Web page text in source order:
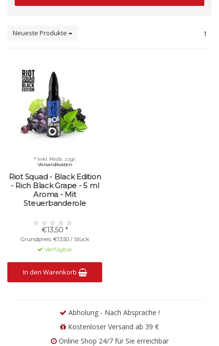
Neueste Produkte 1
Riot Squad - Black Edition
- Rich Black Grape - 5 ml
Aroma - Mit
Steuerbanderole
€13,50 *
Grundpreis: €13,50 / Stück
* Inkl. MwSt. zzgl.
Versandkosten
Verfügbar
In den Warenkorb
Abholung - Nach Absprache !
Kostenloser Versand ab 39 €
Online Shop 24/7 für Sie erreichbar